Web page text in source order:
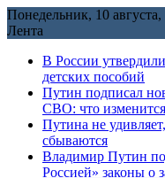
Перейти
к
Понедельник, 10 августа,
Лента
В России
детских пособий
Путин подписал
СВО: что изменится
Путина не
сбываются
Владимир Путин
Россией» законы о